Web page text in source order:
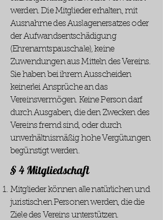
werden. Die Mitglieder erhalten, mit
Ausnahme des Auslagenersatzes oder
der Aufwandsentschädigung
(Ehrenamtspauschale), keine
Zuwendungen aus Mitteln des Vereins.
Sie haben bei ihrem Ausscheiden
keinerlei Ansprüche an das
Vereinsvermögen. Keine Person darf
durch Ausgaben, die den Zwecken des
Vereins fremd sind, oder durch
unverhältnismäßig hohe Vergütungen
begünstigt werden.
§ 4 Mitgliedschaft
Mitglieder können alle natürlichen und
juristischen Personen werden, die die
Ziele des Vereins unterstützen.